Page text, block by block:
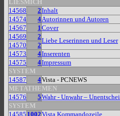
LIESMICH
14568
2Inhalt
14574
4Autorinnen und Autoren
14567
1Cover
14569
2
Liebe Leserinnen und Leser
14570
2
14573
4Inserenten
14575
4Impressum
SYSTEM
14587
4Vista - PCNEWS
METATHEMEN
14576
5Wahr - Unwahr –
SYSTEM
14585 1002Vista Kommandozeile